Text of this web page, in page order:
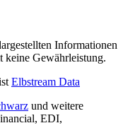
Informationen
keine Gewährleistung.
Elbstream Data
und weitere
EDI,